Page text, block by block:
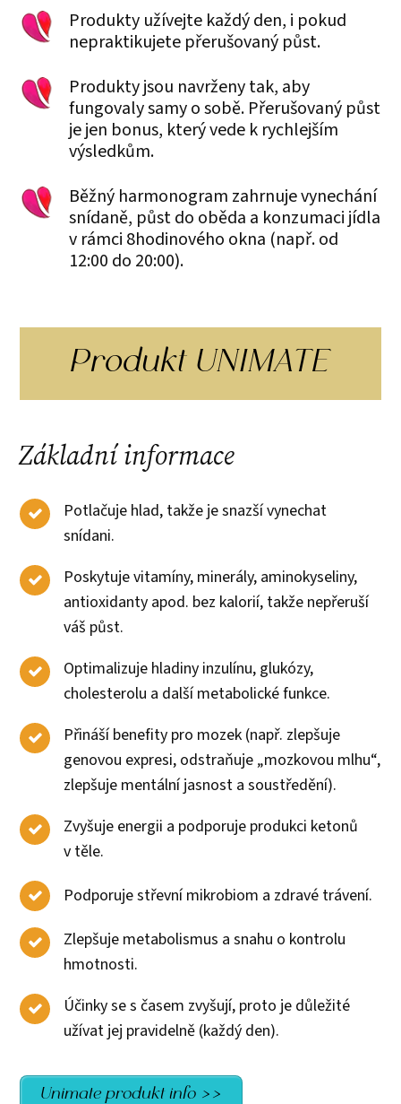
Produkty užívejte každý den, i pokud
nepraktikujete přerušovaný půst.
Produkty jsou navrženy tak, aby
fungovaly samy o sobě. Přerušovaný půst
je jen bonus, který vede k rychlejším
výsledkům.
Běžný harmonogram zahrnuje vynechání
snídaně, půst do oběda a konzumaci jídla
v rámci 8hodinového okna (např. od
12:00 do 20:00).
Produkt UNIMATE
Základní informace
Potlačuje hlad, takže je snazší vynechat
snídani.
Poskytuje vitamíny, minerály, aminokyseliny,
antioxidanty apod. bez kalorií, takže nepřeruší
váš půst.
Optimalizuje hladiny inzulínu, glukózy,
cholesterolu a další metabolické funkce.
Přináší benefity pro mozek (např. zlepšuje
genovou expresi, odstraňuje „mozkovou mlhu“,
zlepšuje mentální jasnost a soustředění).
Zvyšuje energii a podporuje produkci ketonů
v těle.
Podporuje střevní mikrobiom a zdravé trávení.
Zlepšuje metabolismus a snahu o kontrolu
hmotnosti.
Účinky se s časem zvyšují, proto je důležité
užívat jej pravidelně (každý den).
Unimate produkt info >>